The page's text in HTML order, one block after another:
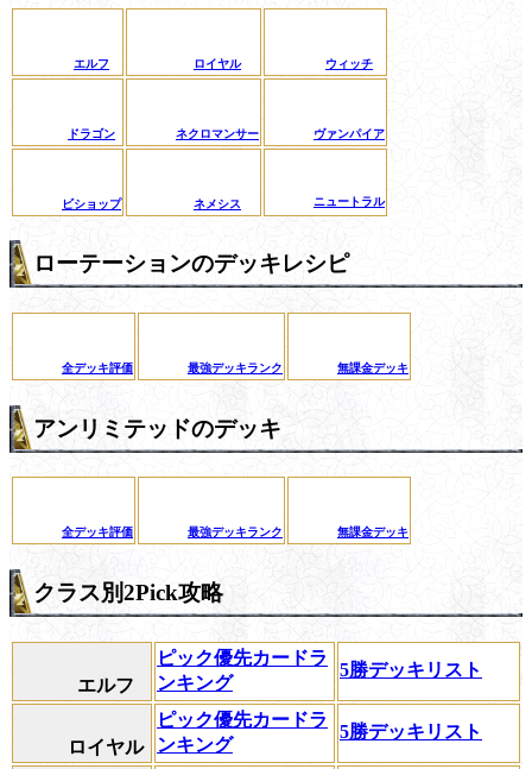
エルフ ロイヤル ウィッチ
ドラゴン ネクロマンサー ヴァンパイア
ビショップ ネメシス ニュートラル
ローテーションのデッキレシピ
全デッキ評価 最強デッキランク 無課金デッキ
アンリミテッドのデッキ
全デッキ評価 最強デッキランク 無課金デッキ
クラス別2Pick攻略
エルフ
ピック優先カードラ
ンキング
5勝デッキリスト
ロイヤル
ピック優先カードラ
ンキング
5勝デッキリスト